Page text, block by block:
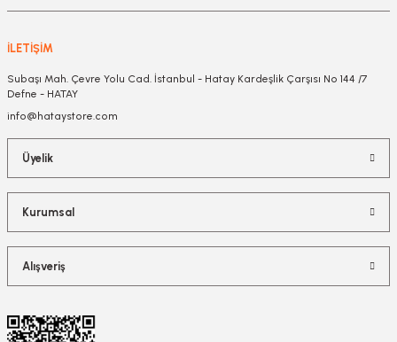
İLETİŞİM
Subaşı Mah. Çevre Yolu Cad. İstanbul - Hatay Kardeşlik Çarşısı No 144 /7
Defne - HATAY
info@hataystore.com
Üyelik
Kurumsal
Alışveriş